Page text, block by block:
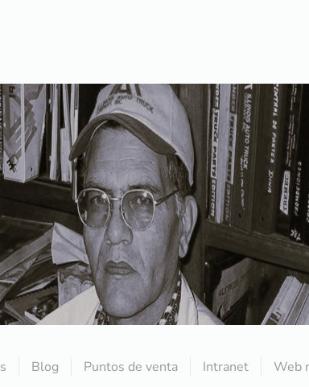
Blog Puntos de venta Intranet Web